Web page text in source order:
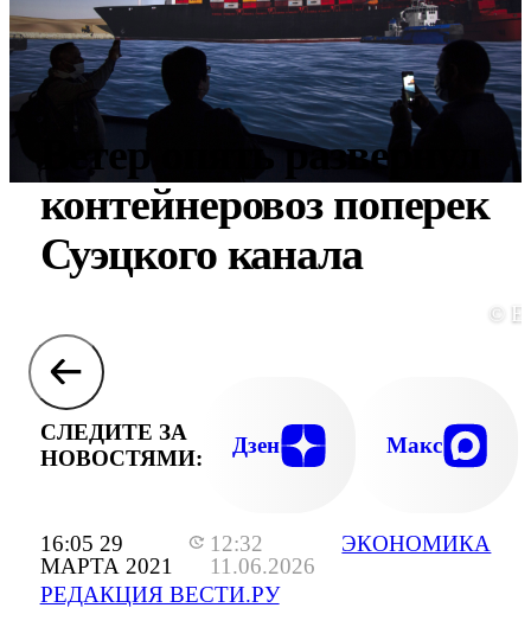
16:05 29
МАРТА 2021
12:32
11.06.2026
РЕДАКЦИЯ ВЕСТИ.РУ
ЭКОНОМИКА
Ветер опять развернул
контейнеровоз поперек
Суэцкого канала
©
СЛЕДИТЕ ЗА
НОВОСТЯМИ:
Дзен Макс